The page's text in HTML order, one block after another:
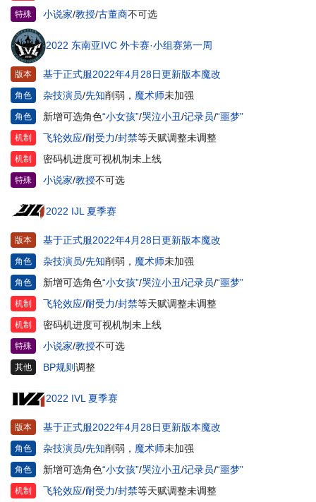
特殊 小说家/教授/古董商不可选
2022 东南亚IVC 外卡赛·小组赛第一周
版本 基于正式服2022年4月28日更新版本魔改
角色 杂技演员/先知削弱， 魔术师未加强
角色 新增可选角色“小女孩”/哭泣小丑/记录员/“噩梦”
机制 飞轮效应/耐受力/封禁等天赋调整未调整
机制 密码机进度可视机制未上线
特殊 小说家/教授不可选
2022 IJL 夏季赛
版本 基于正式服2022年4月28日更新版本魔改
角色 杂技演员/先知削弱， 魔术师未加强
角色 新增可选角色“小女孩”/哭泣小丑/记录员/“噩梦”
机制 飞轮效应/耐受力/封禁等天赋调整未调整
机制 密码机进度可视机制未上线
特殊 小说家/教授不可选
其他 BP规则调整
2022 IVL 夏季赛
版本 基于正式服2022年4月28日更新版本魔改
角色 杂技演员/先知削弱， 魔术师未加强
角色 新增可选角色“小女孩”/哭泣小丑/记录员/“噩梦”
机制 飞轮效应/耐受力/封禁等天赋调整未调整